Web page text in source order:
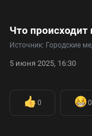
Источник: Городские
5 июня 2025, 16:30
0 0